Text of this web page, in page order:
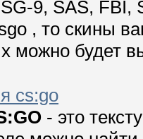
9, SAS,
, то скины
можно будет
cs:go
- это